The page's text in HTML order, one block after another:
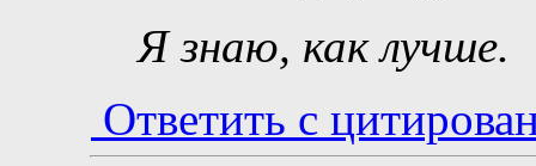
Я знаю, как лучше.
Ответить с